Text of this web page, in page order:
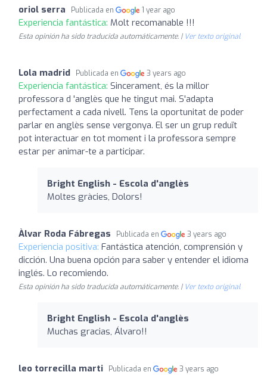
oriol serra Publicada en 1 year ago
Experiencia fantástica: Molt recomanable !!!
Esta opinión ha sido traducida automáticamente. | Ver texto original
Lola madrid Publicada en 3 years ago
Experiencia fantástica: Sincerament, és la millor
professora d 'anglès que he tingut mai. S'adapta
perfectament a cada nivell. Tens la oportunitat de poder
parlar en anglès sense vergonya. El ser un grup reduït
pot interactuar en tot moment i la professora sempre
estar per animar-te a participar.
Bright English - Escola d'anglès
Moltes gràcies, Dolors!
Àlvar Roda Fábregas Publicada en 3 years ago
Experiencia positiva: Fantástica atención, comprensión y
dicción. Una buena opción para saber y entender el idioma
inglés. Lo recomiendo.
Esta opinión ha sido traducida automáticamente. | Ver texto original
Bright English - Escola d'anglès
Muchas gracias, Álvaro!!
leo torrecilla marti Publicada en 3 years ago